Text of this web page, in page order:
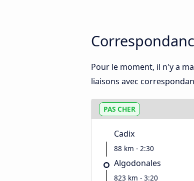
Pour le moment, il n'y a
liaisons avec
PAS CHER
Cadix
88 km - 2:30
Algodonales
823 km - 3:20